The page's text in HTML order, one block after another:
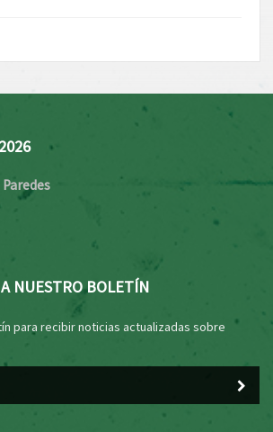
NUESTRO BOLETÍN
para recibir noticias actualizadas sobre